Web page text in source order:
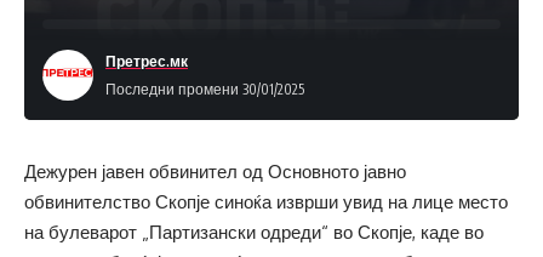
Последни промени 30/01/2025
Претрес.мк
Дежурен јавен обвинител од Основното јавно
обвинителство Скопје синоќа изврши увид на лице место
на булеварот „Партизански одреди“ во Скопје, каде во